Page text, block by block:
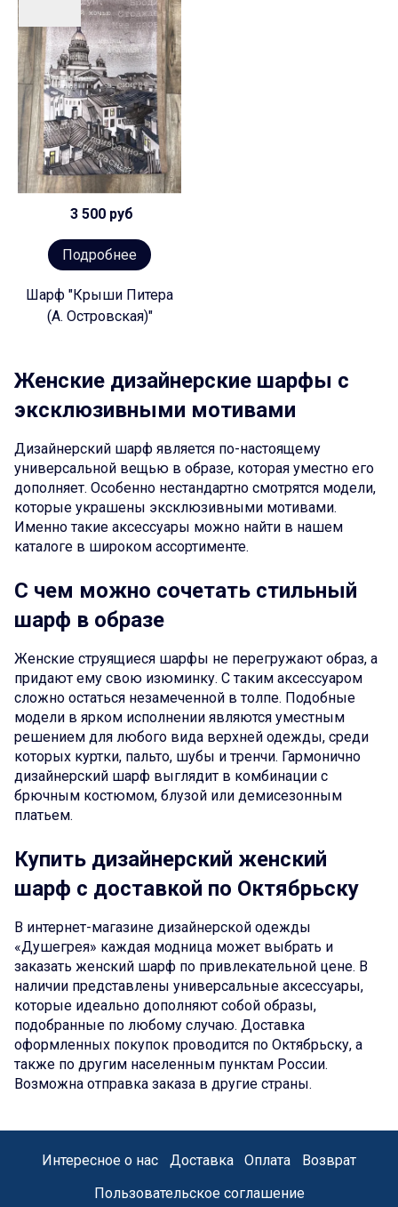
3 500 руб
Подробнее
Шарф "Крыши Питера
(А. Островская)"
Женские дизайнерские шарфы с
эксклюзивными мотивами
Дизайнерский шарф является по-настоящему
универсальной вещью в образе, которая уместно его
дополняет. Особенно нестандартно смотрятся модели,
которые украшены эксклюзивными мотивами.
Именно такие аксессуары можно найти в нашем
каталоге в широком ассортименте.
С чем можно сочетать стильный
шарф в образе
Женские струящиеся шарфы не перегружают образ, а
придают ему свою изюминку. С таким аксессуаром
сложно остаться незамеченной в толпе. Подобные
модели в ярком исполнении являются уместным
решением для любого вида верхней одежды, среди
которых куртки, пальто, шубы и тренчи. Гармонично
дизайнерский шарф выглядит в комбинации с
брючным костюмом, блузой или демисезонным
платьем.
Купить дизайнерский женский
шарф с доставкой по Октябрьску
В интернет-магазине дизайнерской одежды
«Душегрея» каждая модница может выбрать и
заказать женский шарф по привлекательной цене. В
наличии представлены универсальные аксессуары,
которые идеально дополняют собой образы,
подобранные по любому случаю. Доставка
оформленных покупок проводится по Октябрьску, а
также по другим населенным пунктам России.
Возможна отправка заказа в другие страны.
Интересное о нас Доставка Оплата
Возврат
Пользовательское соглашение